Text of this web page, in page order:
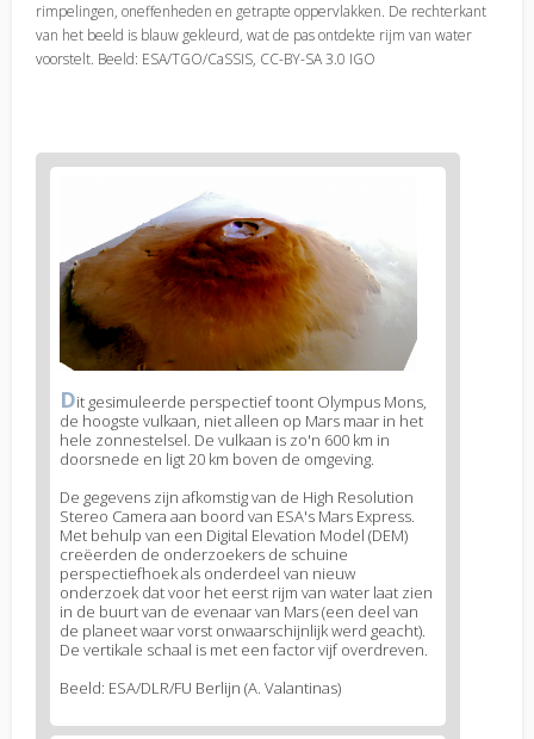
rimpelingen, oneffenheden en getrapte oppervlakken. De rechterkant
van het beeld is blauw gekleurd, wat de pas ontdekte rijm van water
voorstelt. Beeld: ESA/TGO/CaSSIS, CC-BY-SA 3.0 IGO
News
image
legend
Dit gesimuleerde perspectief toont Olympus Mons,
de hoogste vulkaan, niet alleen op Mars maar in het
hele zonnestelsel. De vulkaan is zo'n 600 km in
doorsnede en ligt 20 km boven de omgeving.
De gegevens zijn afkomstig van de High Resolution
Stereo Camera aan boord van ESA's Mars Express.
Met behulp van een Digital Elevation Model (DEM)
creëerden de onderzoekers de schuine
perspectiefhoek als onderdeel van nieuw
onderzoek dat voor het eerst rijm van water laat zien
in de buurt van de evenaar van Mars (een deel van
de planeet waar vorst onwaarschijnlijk werd geacht).
De vertikale schaal is met een factor vijf overdreven.
Beeld: ESA/DLR/FU Berlijn (A. Valantinas)